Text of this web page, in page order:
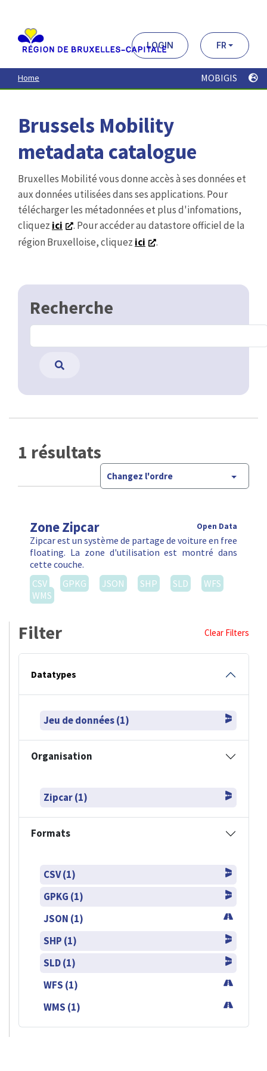
contenu
principal
LOGIN FR
Home MOBIGIS
Brussels Mobility
metadata catalogue
Bruxelles Mobilité vous donne accès à ses données et
aux données utilisées dans ses applications. Pour
télécharger les métadonnées et plus d'infomations,
cliquez ici
. Pour accéder au datastore officiel de la
région Bruxelloise, cliquez ici .
Recherche
1 résultats
Changez l'ordre
Zone Zipcar Open Data
Zipcar est un système de partage de voiture en free
floating. La zone d'utilisation est montré dans
cette couche.
CSV
GPKG JSON SHP SLD
WFS
WMS
Filter Clear Filters
Datatypes
Jeu de données (1)
Organisation
Zipcar (1)
Formats
CSV (1)
GPKG (1)
JSON (1)
SHP (1)
SLD (1)
WFS (1)
WMS (1)